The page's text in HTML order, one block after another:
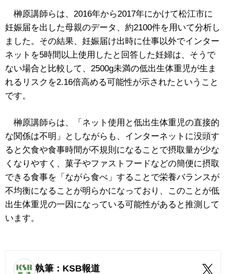
榊原講師らは、2016年から2017年にかけて松江市に
妊娠届を出した母親のデータ、約2100件を用いて分析し
ました。その結果、妊娠届け出時に仕事以外でインター
ネットを5時間以上使用したと回答した妊婦は、そうで
ない場合と比較して、2500g未満の低出生体重児が生ま
れるリスクを2.16倍高める可能性が示されたということ
です。
榊原講師らは、「ネット使用と低出生体重児の直接的
な関係は不明」としながらも、インターネットに没頭す
ると 欠食や食事時間が不規則になることで摂取量が少な
くなりやすく、 菓子やファストフードなどの簡便に摂取
できる食事を「ながら食べ」することで栄養バランスが
不均衡になることが明らかになっており、このことが低
出生体重児の一因になっている可能性があると推測して
います。
執筆：KSB報道